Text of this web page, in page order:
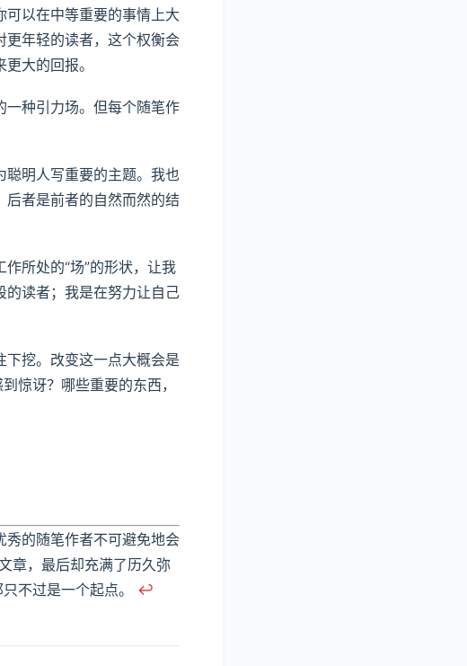
以在中等重要的事情上大
更年轻的读者，这个权衡会
大的回报。
一种引力场。但每个随笔作
聪明人写重要的主题。我也
者是前者的自然而然的结
所处的“场”的形状，让我
的读者；我是在努力让自己
挖。改变这一点大概会是
惊讶？哪些重要的东西，
秀的随笔作者不可避免地会
章，最后却充满了历久弥
不过是一个起点。 ↩︎